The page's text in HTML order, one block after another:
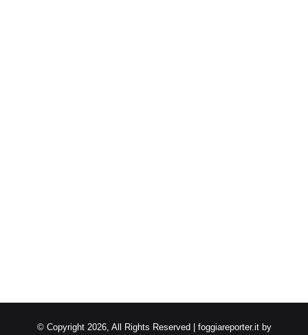
© Copyright 2026, All Rights Reserved | foggiareporter.it by